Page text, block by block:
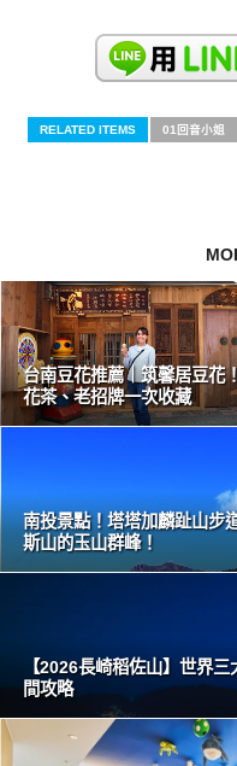
RELATED ITEMS 01回音小姐
台南豆花推薦｜筑馨居豆花
花茶、老招牌一次收藏
南投景點！塔塔加麟趾山步
斯山的玉山群峰！
【2026長崎稻佐山】世界
間攻略